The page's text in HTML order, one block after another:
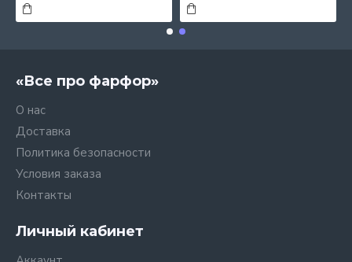
«Все про фарфор»
О нас
Доставка
Политика безопасности
Условия заказа
Контакты
Личный кабинет